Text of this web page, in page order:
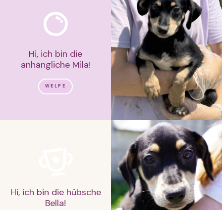
Hi, ich bin die
anhängliche Mila!
WELPE
Hi, ich bin die hübsche
Bella!